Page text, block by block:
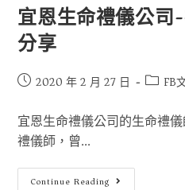
宜恩生命禮儀公
分享
2020 年 2 月 27 日 FB
宜恩生命禮儀公司的生命禮
禮儀師，曾...
Continue Reading